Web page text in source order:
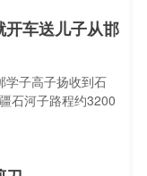
车送儿子从邯
学子高子扬收到石
石河子路程约3200